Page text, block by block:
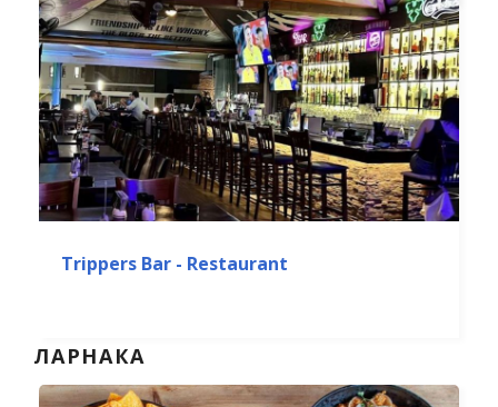
Trippers Bar - Restaurant
ЛАРНАКА